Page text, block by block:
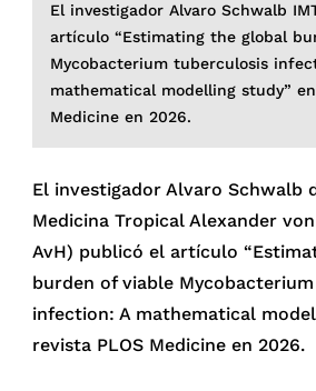
El investigador Alvaro Schwalb
artículo “Estimating the global
Mycobacterium tuberculosis
mathematical modelling study”
Medicine en 2026.
El investigador Alvaro Schwalb
Medicina Tropical Alexander
AvH) publicó el artículo
burden of viable
infection: A mathematical
revista PLOS Medicine en 2026.